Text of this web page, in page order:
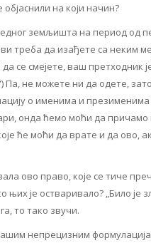
на који начин?
земљишта на период од
треба да изађете са неким
се смејете, ваш претходник
Па, не можете ни да одете,
о именима и презименима
онда ћемо моћи да причамо
ће моћи да врате и да ово,
ово право, које се тиче
је остваривало? „Било је
то тако звучи.
непрецизним